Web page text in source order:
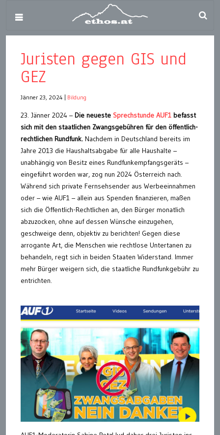
Juristen gegen GIS und
GEZ
Jänner 23, 2024 Bildung
23. Jänner 2024 – Die neueste Sprechstunde AUF1 befasst
sich mit den staatlichen Zwangsgebühren für den öffentlich-
rechtlichen Rundfunk. Nachdem in Deutschland bereits im
Jahre 2013 die Haushaltsabgabe für alle Haushalte –
unabhängig von Besitz eines Rundfunkempfangsgeräts –
eingeführt worden war, zog nun 2024 Österreich nach.
Während sich private Fernsehsender aus Werbeeinnahmen
oder – wie AUF1 – allein aus Spenden finanzieren, maßen
sich die Öffentlich-Rechtlichen an, den Bürger monatlich
abzuzocken, ohne auf dessen Wünsche einzugehen,
geschweige denn, objektiv zu berichten! Gegen diese
arrogante Art, die Menschen wie rechtlose Untertanen zu
behandeln, regt sich in beiden Staaten Widerstand. Immer
mehr Bürger weigern sich, die staatliche Rundfunkgebühr zu
entrichten.